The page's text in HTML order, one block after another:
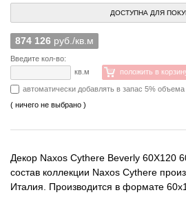
ДОСТУПНА ДЛЯ
874 126 руб./кв.м
Введите кол-во:
кв.м
положить в
автоматически добавлять в запас 5% объема
( ничего не выбрано )
Декор Naxos Cythere Beverly 60X120
состав коллекции Naxos Cythere
Италия. Производится в формате